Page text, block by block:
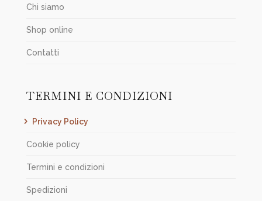
Chi siamo
Shop online
Contatti
TERMINI E CONDIZIONI
Privacy Policy
Cookie policy
Termini e condizioni
Spedizioni